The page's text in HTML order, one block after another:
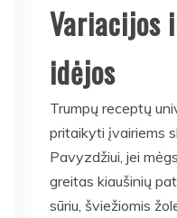
Variacijos
idėjos
Trumpų receptų
pritaikyti įvairiems
Pavyzdžiui, jei
greitas kiaušinių
sūriu, šviežiomis